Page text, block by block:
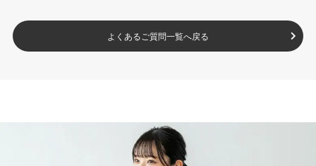
よくあるご質問一覧へ戻る